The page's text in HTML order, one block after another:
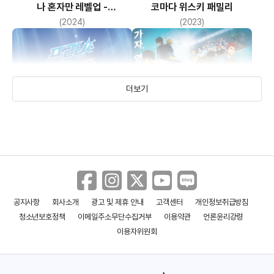
나 혼자만 레벨업 -
리어웨이크닝-
(2024)
코마다 위스키 패밀리
(2023)
프리! 더 파이널 스트로크 후편 프리! 더 파이널 스트로크 전편
더보기
공지사항 회사소개 광고 및 제휴 안내 고객센터
개인정보취급방침
청소년보호정책
이메일주소무단수집거부 이용약관
언론윤리강령
이용자위원회